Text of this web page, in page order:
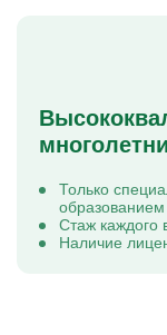
Только
образованием
Стаж каждого
Наличие